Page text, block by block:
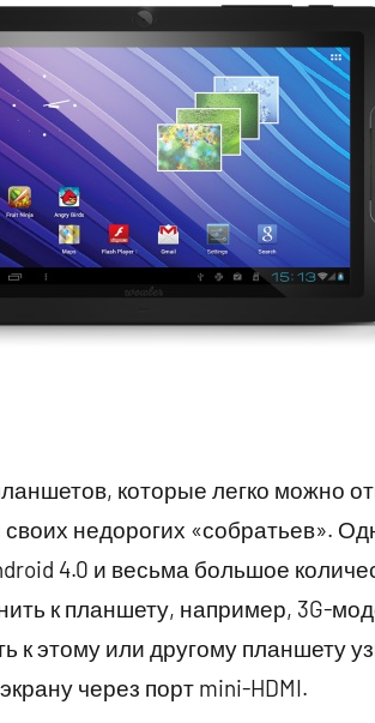
которые легко можно
недорогих «собратьев».
4.0 и весьма большое
к планшету, например, 3G-
к этому или другому планшету
через порт mini-HDMI.